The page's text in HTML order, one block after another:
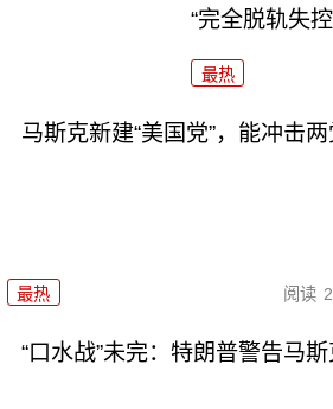
“完全脱轨失控
最热
马斯克新建“美国党”，能冲击
最热 阅读
“口水战”未完：特朗普警告马斯